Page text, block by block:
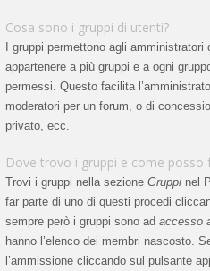
Cosa sono i gruppi di utenti?
I gruppi permettono agli
appartenere a più gruppi e a ogni
permessi. Questo facilita
moderatori per un forum, o di
privato, ecc.
Dove trovo i gruppi e come posso
Trovi i gruppi nella sezione Gruppi nel
far parte di uno di questi procedi
sempre però i gruppi sono ad accesso
hanno l’elenco dei membri nascosto.
l’ammissione cliccando sul pulsante